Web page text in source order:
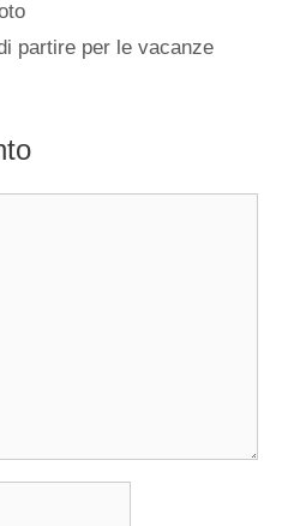
partire per le vacanze